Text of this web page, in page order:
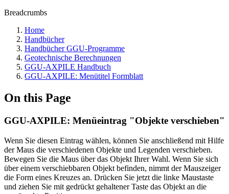
Breadcrumbs
Home
Handbücher
Handbücher GGU-Programme
Geotechnische Berechnungen
GGU-AXPILE Handbuch
GGU-AXPILE: Menütitel Formblatt
On this Page
GGU-AXPILE: Menüeintrag "Objekte verschieben"
Wenn Sie diesen Eintrag wählen, können Sie anschließend mit Hilfe
der Maus die verschiedenen Objekte und Legenden verschieben.
Bewegen Sie die Maus über das Objekt Ihrer Wahl. Wenn Sie sich
über einem verschiebbaren Objekt befinden, nimmt der Mauszeiger
die Form eines Kreuzes an. Drücken Sie jetzt die linke Maustaste
und ziehen Sie mit gedrückt gehaltener Taste das Objekt an die